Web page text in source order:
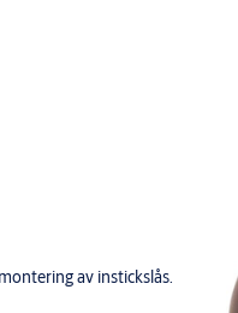
av instickslås.